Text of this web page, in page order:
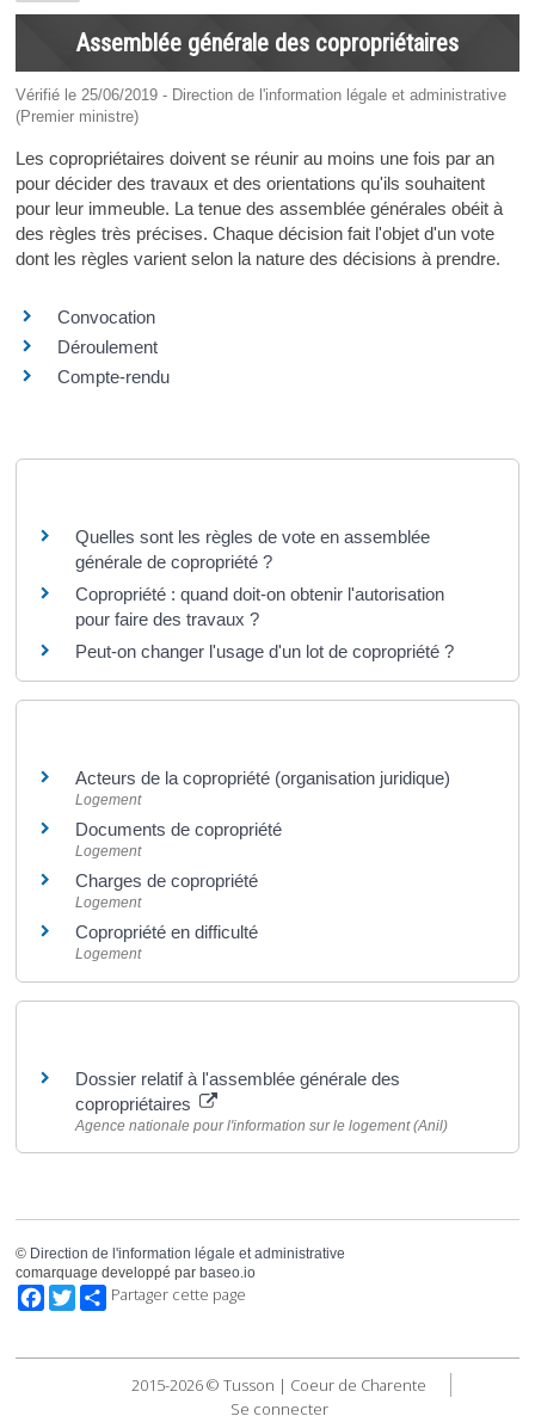
Assemblée générale des copropriétaires
Vérifié le 25/06/2019 - Direction de l'information légale et administrative
(Premier ministre)
Les copropriétaires doivent se réunir au moins une fois par an
pour décider des travaux et des orientations qu'ils souhaitent
pour leur immeuble. La tenue des assemblée générales obéit à
des règles très précises. Chaque décision fait l'objet d'un vote
dont les règles varient selon la nature des décisions à prendre.
Convocation
Déroulement
Compte-rendu
Quelles sont les règles de vote en assemblée
générale de copropriété ?
Copropriété : quand doit-on obtenir l'autorisation
pour faire des travaux ?
Peut-on changer l'usage d'un lot de copropriété ?
Acteurs de la copropriété (organisation juridique)
Logement
Documents de copropriété
Logement
Charges de copropriété
Logement
Copropriété en difficulté
Logement
Dossier relatif à l'assemblée générale des
copropriétaires
Agence nationale pour l'information sur le logement (Anil)
© Direction de l'information légale et administrative
comarquage developpé par baseo.io
Facebook
TwitterPartager cette page
2015-2026 © Tusson | Coeur de Charente
Se connecter